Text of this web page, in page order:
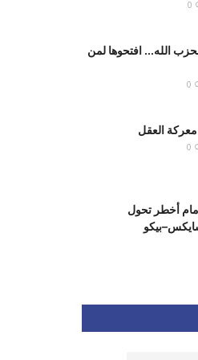
0
الله... افتحوها لمن
0
العقل
0
أخطر تحول